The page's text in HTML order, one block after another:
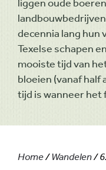
liggen oude
decennia lang hun
Texelse schapen
mooiste tijd van
bloeien (vanaf half
tijd is wanneer het
Home/Wandelen/